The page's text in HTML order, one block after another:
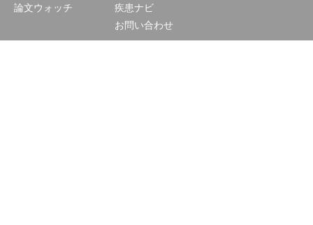
論文ウォッチ
疾患ナビ
お問い合わせ